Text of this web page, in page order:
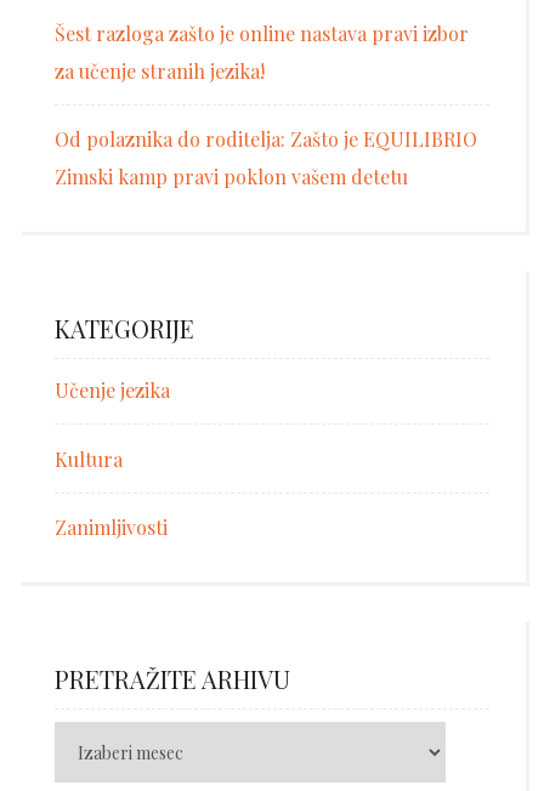
Šest razloga zašto je online nastava pravi izbor
za učenje stranih jezika!
Od polaznika do roditelja: Zašto je EQUILIBRIO
Zimski kamp pravi poklon vašem detetu
KATEGORIJE
Učenje jezika
Kultura
Zanimljivosti
PRETRAŽITE ARHIVU